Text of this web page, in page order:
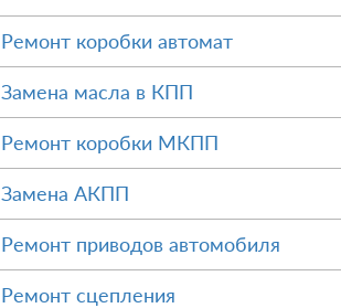
Ремонт коробки автомат
Замена масла в КПП
Ремонт коробки МКПП
Замена АКПП
Ремонт приводов автомобиля
Ремонт сцепления